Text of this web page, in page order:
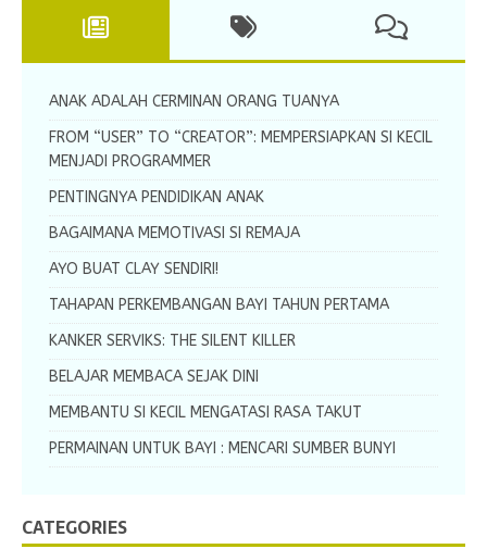
ANAK ADALAH CERMINAN ORANG TUANYA
FROM “USER” TO “CREATOR”: MEMPERSIAPKAN SI KECIL
MENJADI PROGRAMMER
PENTINGNYA PENDIDIKAN ANAK
BAGAIMANA MEMOTIVASI SI REMAJA
AYO BUAT CLAY SENDIRI!
TAHAPAN PERKEMBANGAN BAYI TAHUN PERTAMA
KANKER SERVIKS: THE SILENT KILLER
BELAJAR MEMBACA SEJAK DINI
MEMBANTU SI KECIL MENGATASI RASA TAKUT
PERMAINAN UNTUK BAYI : MENCARI SUMBER BUNYI
CATEGORIES